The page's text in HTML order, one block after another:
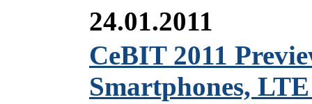
24.01.2011
CeBIT 2011
Smartphones,